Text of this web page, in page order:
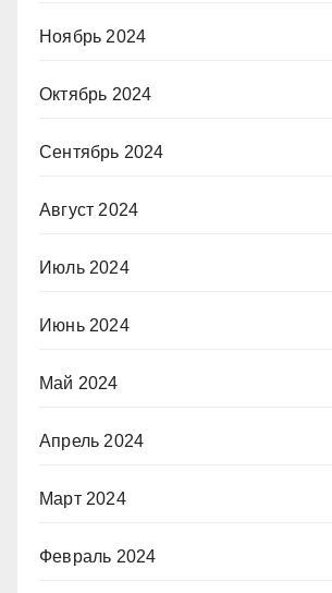
Ноябрь 2024
Октябрь 2024
Сентябрь 2024
Август 2024
Июль 2024
Июнь 2024
Май 2024
Апрель 2024
Март 2024
Февраль 2024